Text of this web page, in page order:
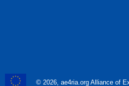
© 2026, ae4ria.org Alliance of